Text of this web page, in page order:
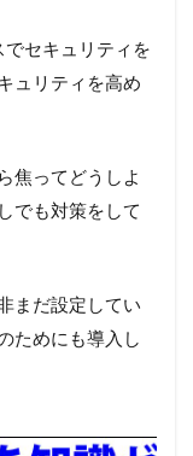
セキュリティを
ュリティを高め
焦ってどうしよ
でも対策をして
まだ設定してい
ためにも導入し